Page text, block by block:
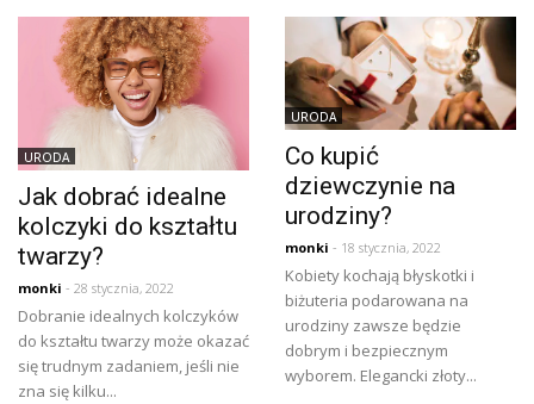
URODA
Jak dobrać idealne
kolczyki do kształtu
twarzy?
monki - 28 stycznia, 2022
Dobranie idealnych kolczyków
do kształtu twarzy może okazać
się trudnym zadaniem, jeśli nie
zna się kilku...
URODA
Co kupić
dziewczynie na
urodziny?
monki - 18 stycznia, 2022
Kobiety kochają błyskotki i
biżuteria podarowana na
urodziny zawsze będzie
dobrym i bezpiecznym
wyborem. Elegancki złoty...